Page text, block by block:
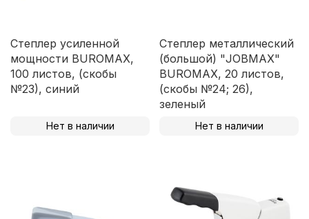
Степлер усиленной
мощности BUROMAX,
100 листов, (скобы
№23), синий
Нет в наличии
Степлер металлический
(большой) "JOBMAX"
BUROMAX, 20 листов,
(скобы №24; 26),
зеленый
Нет в наличии